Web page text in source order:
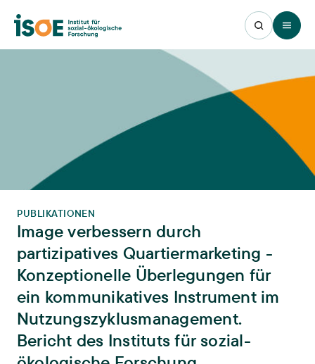
Open
PUBLIKATIONEN
Image verbessern durch
partizipatives Quartiermarketing -
Konzeptionelle Überlegungen für
ein kommunikatives Instrument im
Nutzungszyklusmanagement.
Bericht des Instituts für sozial-